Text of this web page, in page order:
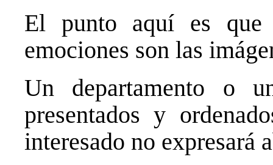
El punto aquí es
emociones son las
Un departamento o
presentados y
interesado no expresará